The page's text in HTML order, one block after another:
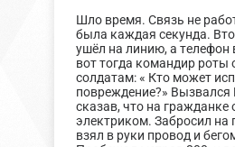
Шло время. Связь не
была каждая секунда.
ушёл на линию, а телефон
вот тогда командир роты
солдатам: « Кто может
повреждение?»
сказав, что на гражданке
электриком. Забросил на
взял в руки провод и